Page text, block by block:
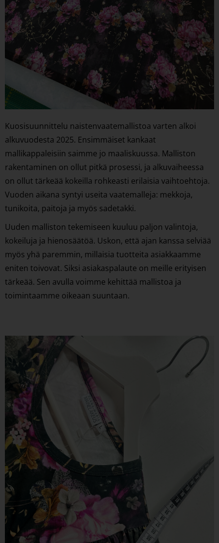
Kuosisuunnittelu naistenvaatemallistoa varten alkoi
alkuvuodesta 2025. Ensimmäiset kankaat
mallikappaleisiin saimme jo maaliskuussa. Malliston
rakentaminen on ollut pitkä prosessi, ja alkuvaiheessa
on ollut tärkeää kokeilla rohkeasti erilaisia vaihtoehtoja.
Vuoden aikana syntyi useita vaatemalleja: mekkoja,
tunikoita, paitoja ja myös sadetakki.
Uuden malliston tekemiseen kuuluu paljon valintoja,
kokeiluja ja hienosäätöä. Uskon, että ajan kanssa selviää
myös yhä paremmin, millaisia tuotteita asiakkaamme
eniten toivovat. Siksi asiakaspalaute on meille erityisen
tärkeää. Sen avulla voimme kehittää mallistoa ja
toimintaamme oikeaan suuntaan.